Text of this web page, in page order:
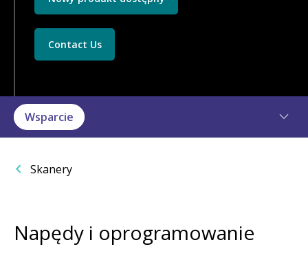
Contact Us
Wsparcie
Skanery
Napędy i oprogramowanie